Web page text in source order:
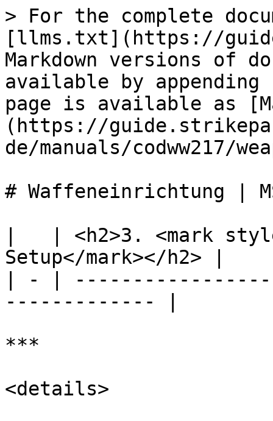
> For the complete
[llms.txt](https://
Markdown versions of
available by
page is available as
(https://
de/manuals/codww217/
# Waffeneinrichtung |
|   | <h2>3. <mark
Setup</mark></h2> |
| - |
------------- |
***
<details>